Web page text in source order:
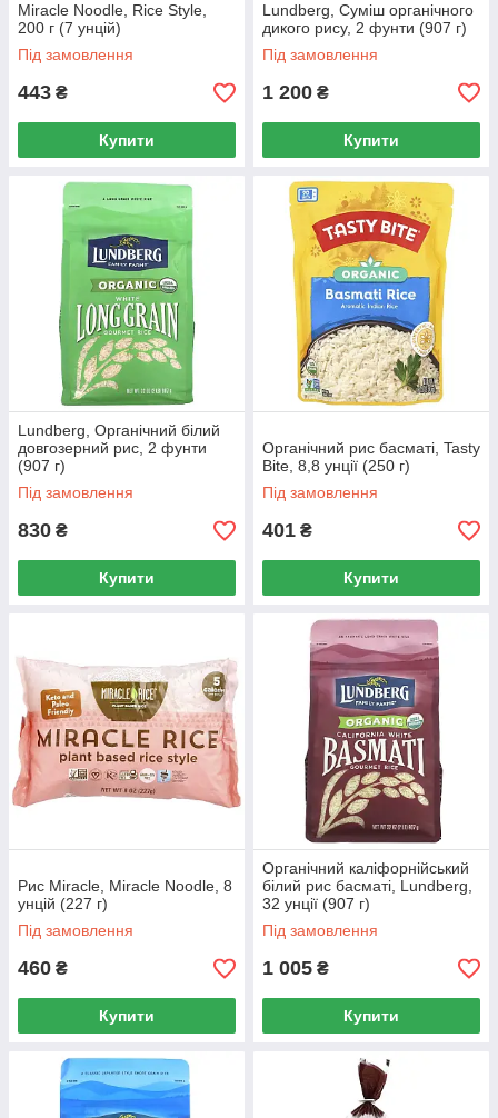
Miracle Noodle, Rice Style,
200 г (7 унцій)
Під замовлення
443 ₴
Купити
Lundberg, Суміш органічного
дикого рису, 2 фунти (907 г)
Під замовлення
1 200 ₴
Купити
Lundberg, Органічний білий
довгозерний рис, 2 фунти
(907 г)
Під замовлення
830 ₴
Купити
Органічний рис басматі, Tasty
Bite, 8,8 унції (250 г)
Під замовлення
401 ₴
Купити
Рис Miracle, Miracle Noodle, 8
унцій (227 г)
Під замовлення
460 ₴
Купити
Органічний каліфорнійський
білий рис басматі, Lundberg,
32 унції (907 г)
Під замовлення
1 005 ₴
Купити